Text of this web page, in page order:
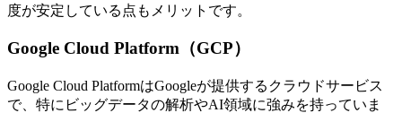
度が安定している点もメリットです。
Google Cloud Platform（GCP）
Google Cloud PlatformはGoogleが提供するクラウドサービス
で、特にビッグデータの解析やAI領域に強みを持っていま